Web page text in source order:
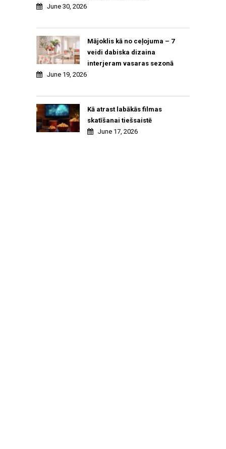
June 30, 2026
Mājoklis kā no ceļojuma – 7
veidi dabiska dizaina
interjeram vasaras sezonā
June 19, 2026
Kā atrast labākās filmas
skatīšanai tiešsaistē
June 17, 2026